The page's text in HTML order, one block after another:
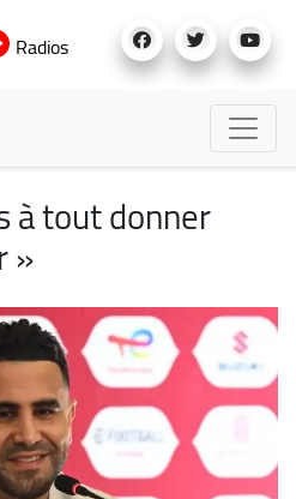
au
Radios
à tout donner
»